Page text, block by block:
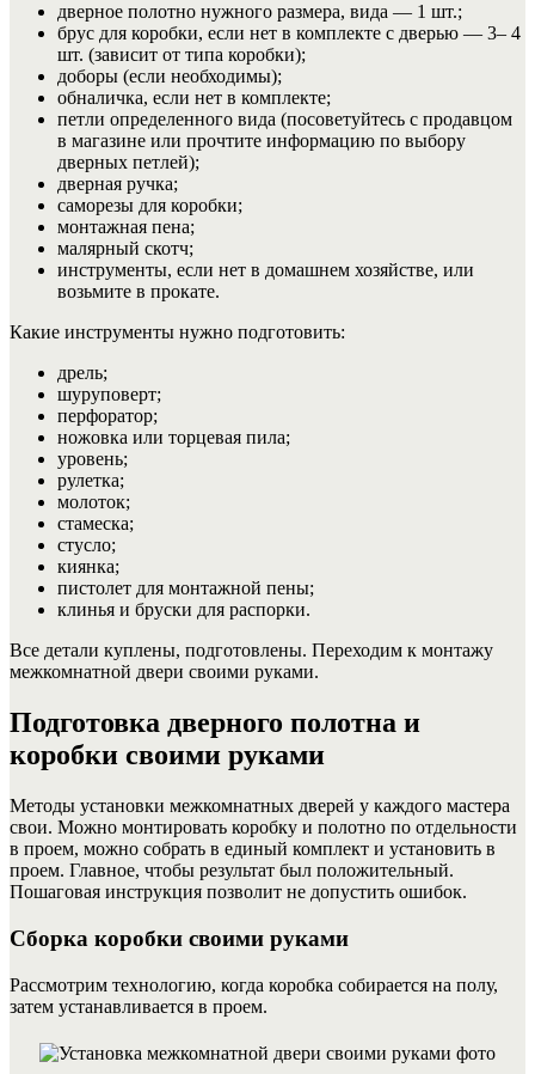
дверное полотно нужного размера, вида — 1 шт.;
брус для коробки, если нет в комплекте с дверью — 3– 4
шт. (зависит от типа коробки);
доборы (если необходимы);
обналичка, если нет в комплекте;
петли определенного вида (посоветуйтесь с продавцом
в магазине или прочтите информацию по выбору
дверных петлей);
дверная ручка;
саморезы для коробки;
монтажная пена;
малярный скотч;
инструменты, если нет в домашнем хозяйстве, или
возьмите в прокате.
Какие инструменты нужно подготовить:
дрель;
шуруповерт;
перфоратор;
ножовка или торцевая пила;
уровень;
рулетка;
молоток;
стамеска;
стусло;
киянка;
пистолет для монтажной пены;
клинья и бруски для распорки.
Все детали куплены, подготовлены. Переходим к монтажу
межкомнатной двери своими руками.
Подготовка дверного полотна и
коробки своими руками
Методы установки межкомнатных дверей у каждого мастера
свои. Можно монтировать коробку и полотно по отдельности
в проем, можно собрать в единый комплект и установить в
проем. Главное, чтобы результат был положительный.
Пошаговая инструкция позволит не допустить ошибок.
Сборка коробки своими руками
Рассмотрим технологию, когда коробка собирается на полу,
затем устанавливается в проем.